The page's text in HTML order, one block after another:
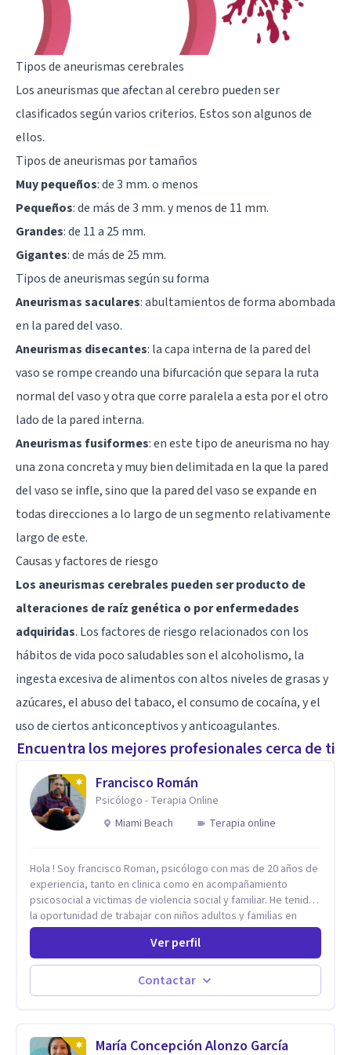
Tipos de aneurismas cerebrales
Los aneurismas que afectan al cerebro pueden ser
clasificados según varios criterios. Estos son algunos de
ellos.
Tipos de aneurismas por tamaños
Muy pequeños: de 3 mm. o menos
Pequeños: de más de 3 mm. y menos de 11 mm.
Grandes: de 11 a 25 mm.
Gigantes: de más de 25 mm.
Tipos de aneurismas según su forma
Aneurismas saculares: abultamientos de forma abombada
en la pared del vaso.
Aneurismas disecantes: la capa interna de la pared del
vaso se rompe creando una bifurcación que separa la ruta
normal del vaso y otra que corre paralela a esta por el otro
lado de la pared interna.
Aneurismas fusiformes: en este tipo de aneurisma no hay
una zona concreta y muy bien delimitada en la que la pared
del vaso se infle, sino que la pared del vaso se expande en
todas direcciones a lo largo de un segmento relativamente
largo de este.
Causas y factores de riesgo
Los aneurismas cerebrales pueden ser producto de
alteraciones de raíz genética o por enfermedades
adquiridas. Los factores de riesgo relacionados con los
hábitos de vida poco saludables son el alcoholismo, la
ingesta excesiva de alimentos con altos niveles de grasas y
azúcares, el abuso del tabaco, el consumo de cocaína, y el
uso de ciertos anticonceptivos y anticoagulantes.
Encuentra los mejores profesionales cerca de ti
Francisco Román
Psicólogo - Terapia Online
Miami Beach
Terapia online
Hola ! Soy francisco Roman, psicólogo con mas de 20 años de
experiencia, tanto en clinica como en acompañamiento
psicosocial a victimas de violencia social y familiar. He tenido
la oportunidad de trabajar con niños adultos y familias en
todos los espacios y esto me ha dado un una variedad de
aprendizajes que ahora pongo a tu disposicion. En la
actualidad puedo atenderte de manera presencial y/o virtual,
de lunes a sabado. el costo de cada sesión lo acordamos en
el primer contacto
Ver perfil
Contactar
María Concepción Alonzo García